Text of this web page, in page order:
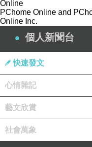
Online
PChome Online and
Online Inc.
個人新聞台
快速發文
心情雜記
藝文欣賞
社會萬象